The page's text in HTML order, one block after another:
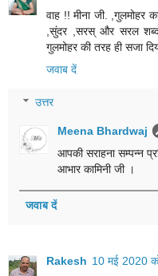
वाह !! मीना जी. ,गुलमोहर
,सुंदर ,सरस् और सरल
गुलमोहर की तरह ही सजा
जवाब दें
उत्तर
Meena Bhardwaj
आपकी सराहना सम्पन्न
आभार कामिनी जी ।
जवाब दें
Rakesh 10 मई 2020